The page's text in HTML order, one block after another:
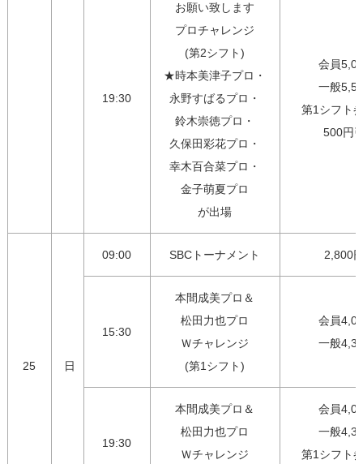
19:30
お願い致します
プロチャレンジ
(第2シフト)
★時本美津子プロ・
永野すばるプロ・
鈴木崇徳プロ・
久保田彩花プロ・
幸木百合菜プロ・
金子萌夏プロ
が出場
会員
一般
第1シフト
500円
25 日
09:00 SBCトーナメント 2,800
15:30
本間成美プロ＆
松田力也プロ
Ｗチャレンジ
(第1シフト)
会員
一般
19:30
本間成美プロ＆
松田力也プロ
Ｗチャレンジ
会員
一般
第1シフト